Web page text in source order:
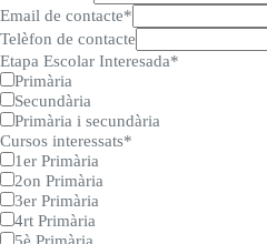
Email de contacte*
Telèfon de contacte
Etapa Escolar Interesada*
Primària
Secundària
Primària i secundària
Cursos interessats*
1er Primària
2on Primària
3er Primària
4rt Primària
5è Primària